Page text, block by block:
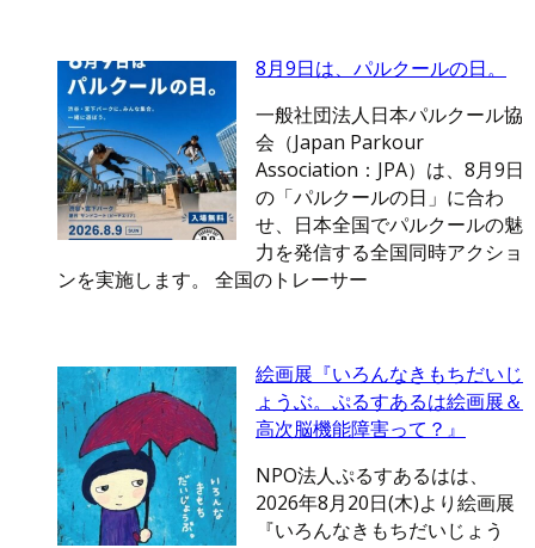
8月9日は、パルクールの日。
一般社団法人日本パルクール協
会（Japan Parkour
Association：JPA）は、8月9日
の「パルクールの日」に合わ
せ、日本全国でパルクールの魅
力を発信する全国同時アクショ
ンを実施します。 全国のトレーサー
絵画展『いろんなきもちだいじ
ょうぶ。ぷるすあるは絵画展＆
高次脳機能障害って？』
NPO法人ぷるすあるはは、
2026年8月20日(木)より絵画展
『いろんなきもちだいじょう